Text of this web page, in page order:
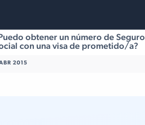
obtener un número de Seguro
con una visa de prometido/a?
2015